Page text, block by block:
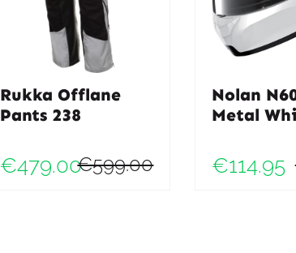
Rukka Offlane
Pants 238
€479.00€599.00
Nolan
Metal
€114.95